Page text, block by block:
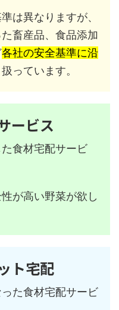
は異なりますが、
畜産品、食品添加
各社の安全基準に沿
っています。
ービス
食材宅配サービ
が高い野菜が欲し
ト宅配
た食材宅配サービ